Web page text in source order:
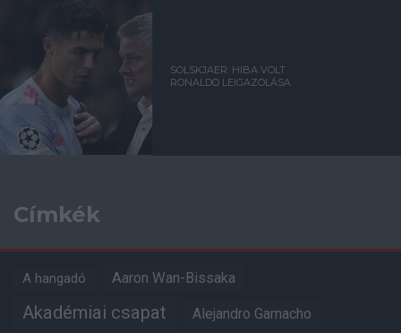
SOLSKJAER: HIBA VOLT
RONALDO LEIGAZOLÁSA
Címkék
A hangadó Aaron Wan-Bissaka
Akadémiai csapat Alejandro Garnacho